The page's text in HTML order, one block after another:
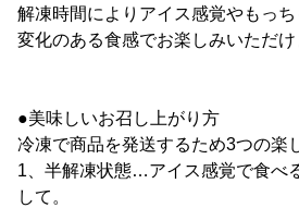
解凍時間によりアイス感覚やもっ
変化のある食感でお楽しみいただけ
●美味しいお召し上がり方
冷凍で商品を発送するため3つの楽
1、半解凍状態…アイス感覚で食べ
して。